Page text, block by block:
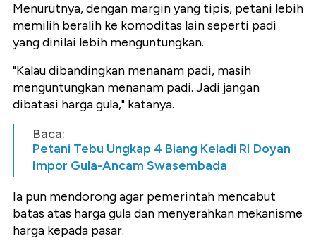
Menurutnya, dengan margin yang tipis, petani lebih
memilih beralih ke komoditas lain seperti padi
yang dinilai lebih menguntungkan.
"Kalau dibandingkan menanam padi, masih
menguntungkan menanam padi. Jadi jangan
dibatasi harga gula," katanya.
Baca:
Petani Tebu Ungkap 4 Biang Keladi RI Doyan
Impor Gula-Ancam Swasembada
Ia pun mendorong agar pemerintah mencabut
batas atas harga gula dan menyerahkan mekanisme
harga kepada pasar.